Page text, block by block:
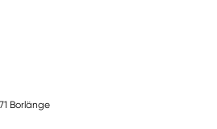
Borlänge